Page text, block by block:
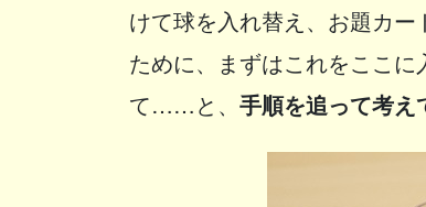
けて球を入れ替え、お題カ
ために、まずはこれをここ
て……と、 手順を追って考え